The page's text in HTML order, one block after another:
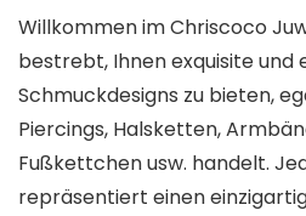
Willkommen im Chriscoco
bestrebt, Ihnen exquisite und
Schmuckdesigns zu bieten,
Piercings, Halsketten,
Fußkettchen usw. handelt.
repräsentiert einen